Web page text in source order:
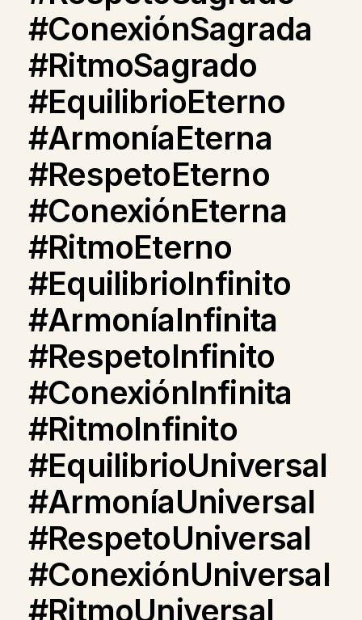
#ConexiónSagrada
#RitmoSagrado
#EquilibrioEterno
#ArmoníaEterna
#RespetoEterno
#ConexiónEterna
#RitmoEterno
#EquilibrioInfinito
#ArmoníaInfinita
#RespetoInfinito
#ConexiónInfinita
#RitmoInfinito
#EquilibrioUniversal
#ArmoníaUniversal
#RespetoUniversal
#ConexiónUniversal
#RitmoUniversal